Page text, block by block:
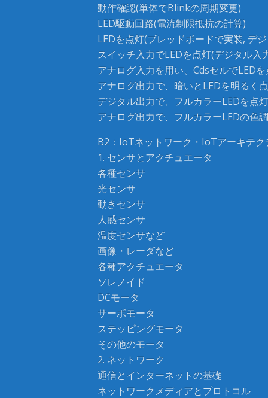
動作確認(単体でBlinkの周期変更)
LED駆動回路(電流制限抵抗の計算)
LEDを点灯(ブレッドボードで実装, デ
スイッチ入力でLEDを点灯(デジタル入
アナログ入力を用い、CdsセルでLED
アナログ出力で、暗いとLEDを明るく
デジタル出力で、フルカラーLEDを点灯
アナログ出力で、フルカラーLEDの色
B2：IoTネットワーク・IoTアーキテク
1. センサとアクチュエータ
各種センサ
光センサ
動きセンサ
人感センサ
温度センサなど
画像・レーダなど
各種アクチュエータ
ソレノイド
DCモータ
サーボモータ
ステッピングモータ
その他のモータ
2. ネットワーク
通信とインターネットの基礎
ネットワークメディアとプロトコル